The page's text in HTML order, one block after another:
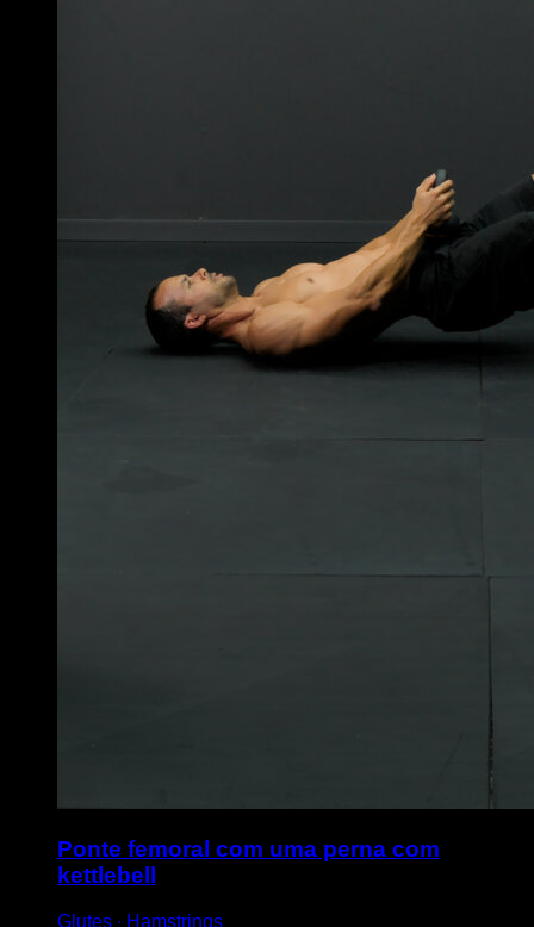
Ponte femoral com uma perna com
kettlebell
Glutes ∙ Hamstrings